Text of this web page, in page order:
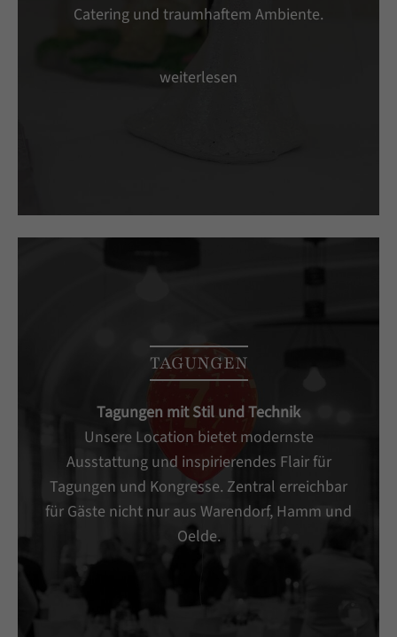
Catering und traumhaftem Ambiente.
weiterlesen
TAGUNGEN
Tagungen mit Stil und Technik
Unsere Location bietet modernste
Ausstattung und inspirierendes Flair für
Tagungen und Kongresse. Zentral erreichbar
für Gäste nicht nur aus Warendorf, Hamm und
Oelde.